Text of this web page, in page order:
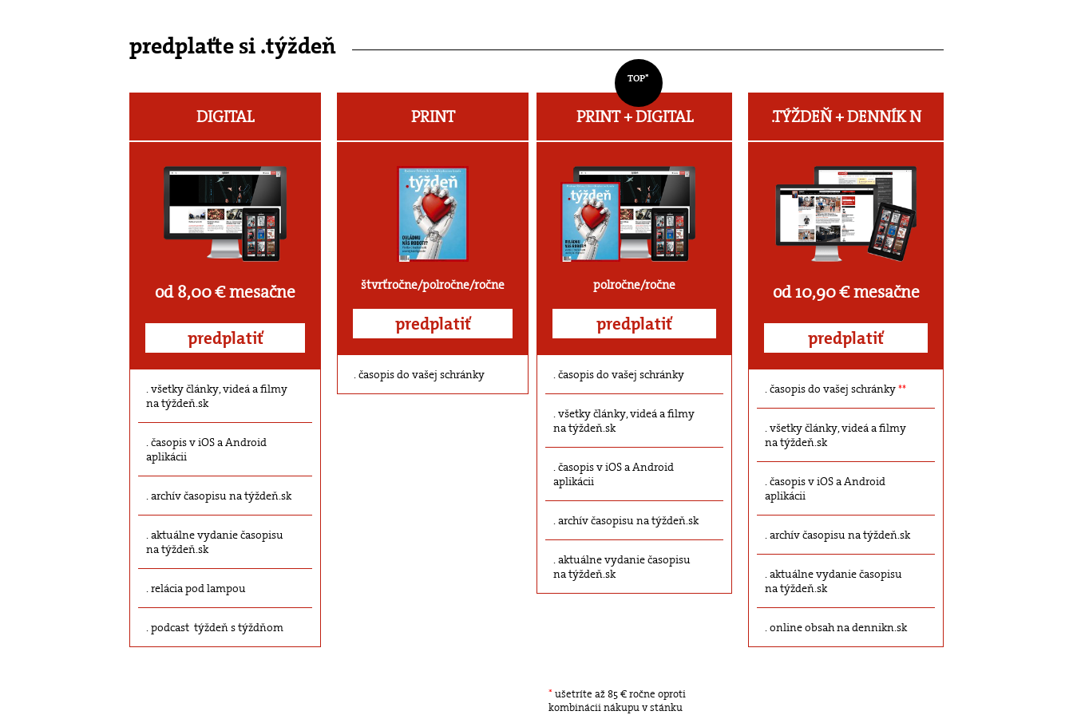
predplaťte si .týždeň
DIGITAL
od 8,00 € mesačne
predplatiť
všetky články, videá a filmy
na týždeň.sk
časopis v iOS a Android
aplikácii
archív časopisu na týždeň.sk
aktuálne vydanie časopisu
na týždeň.sk
relácia pod lampou
podcast týždeň s týždňom
PRINT
štvrťročne/polročne/ročne
predplatiť
časopis do vašej schránky
TOP*
PRINT + DIGITAL
polročne/ročne
predplatiť
časopis do vašej schránky
všetky články, videá a filmy
na týždeň.sk
časopis v iOS a Android
aplikácii
archív časopisu na týždeň.sk
aktuálne vydanie časopisu
na týždeň.sk
.TÝŽDEŇ +DENNÍK N
od 10,90 € mesačne
predplatiť
časopis do vašej schránky**
všetky články, videá a filmy
na týždeň.sk
časopis v iOS a Android
aplikácii
archív časopisu na týždeň.sk
aktuálne vydanie časopisu
na týždeň.sk
online obsah na dennikn.sk
* ušetríte až 85 € ročne oproti
kombinácii nákupu v stánku